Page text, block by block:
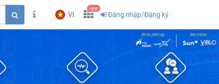
VI
new
Đăng nhập/Đăng ký